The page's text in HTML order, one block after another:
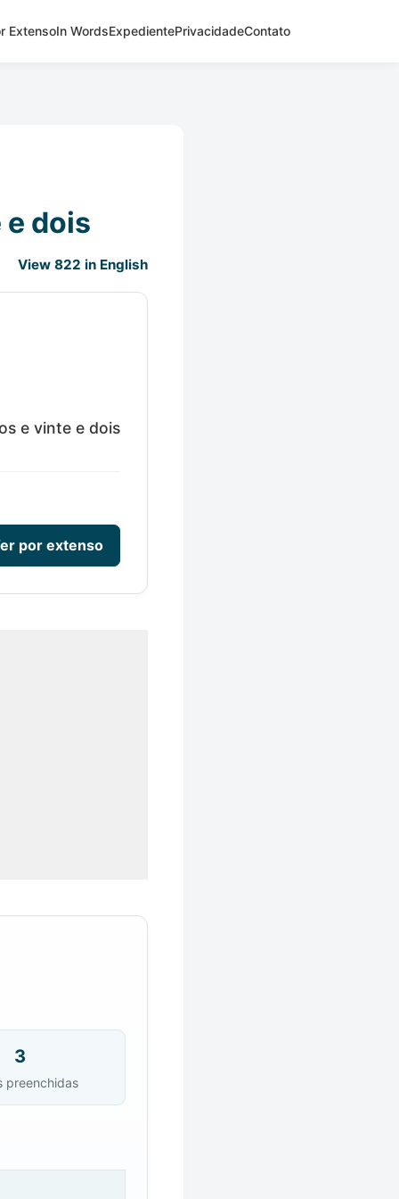
ExtensoIn WordsExpedientePrivacidadeContato
dois
View 822 in English
e vinte e dois
por extenso
3
preenchidas